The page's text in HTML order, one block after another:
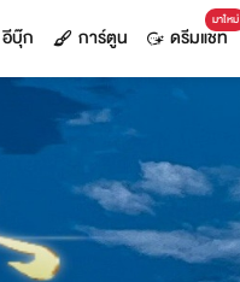
อีบุ๊ก การ์ตูน
มาใหม่
ดรีมแชท